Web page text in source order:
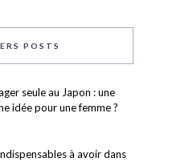
POSTS
seule au Japon : une
idée pour une femme ?
à avoir dans